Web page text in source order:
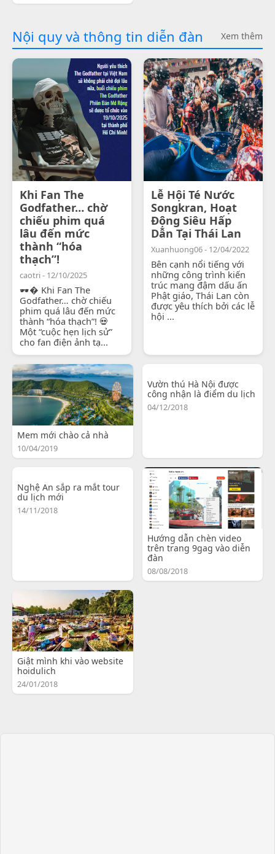
Nội quy và thông tin diễn đàn Xem thêm
Khi Fan The
Godfather… chờ
chiếu phim quá
lâu đến mức
thành “hóa
thạch”!
caotri - 12/10/2025
🕶� Khi Fan The
Godfather… chờ chiếu
phim quá lâu đến mức
thành “hóa thạch”! 💀
Một “cuộc hẹn lịch sử”
cho fan điện ảnh tạ...
Lễ Hội Té Nước
Songkran, Hoạt
Động Siêu Hấp
Dẫn Tại Thái Lan
Xuanhuong06 - 12/04/2022
Bên cạnh nổi tiếng với
những công trình kiến
trúc mang đậm dấu ấn
Phật giáo, Thái Lan còn
được yêu thích bởi các lễ
hội ...
Mem mới chào cả nhà
10/04/2019
Vườn thú Hà Nội được
công nhận là điểm du lịch
04/12/2018
Nghệ An sắp ra mắt tour
du lịch mới
14/11/2018
Hướng dẫn chèn video
trên trang 9gag vào diễn
đàn
08/08/2018
Giật mình khi vào website
hoidulich
24/01/2018